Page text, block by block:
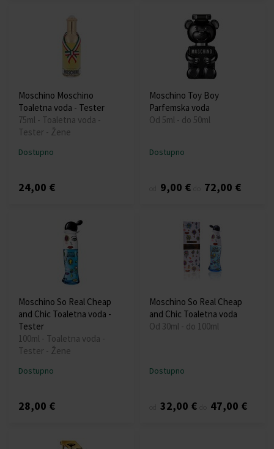
Moschino Moschino
Toaletna voda - Tester
75ml - Toaletna voda -
Tester - Žene
Dostupno
24,00 €
Moschino Toy Boy
Parfemska voda
Od 5ml - do 50ml
Dostupno
9,00 € 72,00 €
Moschino So Real Cheap
and Chic Toaletna voda -
Tester
100ml - Toaletna voda -
Tester - Žene
Dostupno
28,00 €
Moschino So Real Cheap
and Chic Toaletna voda
Od 30ml - do 100ml
Dostupno
32,00 € 47,00 €